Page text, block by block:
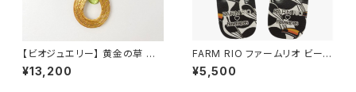
【ビオジュエリー】 黄金の草 カッ
ピンドウラード ネックレス ティ
アドロップ ペリドット
¥13,200
FARM RIO ファームリオ ビーチ
サンダル Havaianas Copatu
cano
¥5,500